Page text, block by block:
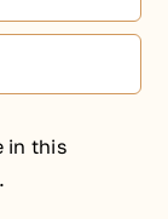
in this